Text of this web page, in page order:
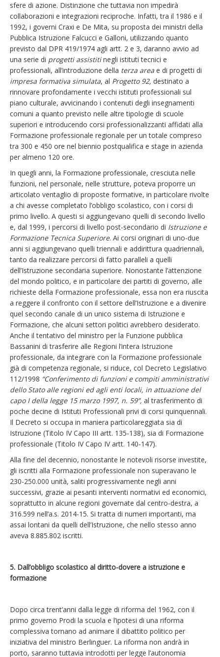
sfere di azione. Distinzione che tuttavia non impedirà
collaborazioni e integrazioni reciproche. Infatti, tra il 1986 e il
1992, i governi Craxi e De Mita, su proposta dei ministri della
Pubblica Istruzione Falcucci e Galloni, utilizzando quanto
previsto dal DPR 419/1974 agli artt. 2 e 3, daranno avvio ad
una serie di progetti assistitinegli istituti tecnici e
professionali, all’introduzione della terza area e di progetti di
impresa formativa simulata, al Progetto 92, destinato a
rinnovare profondamente i vecchi istituti professionali sul
piano culturale, avvicinando i contenuti degli insegnamenti
comuni a quanto previsto nelle altre tipologie di scuole
superiori e introducendo corsi professionalizzanti affidati alla
Formazione professionale regionale per un totale compreso
tra 300 e 450 ore nel biennio postqualifica e stage in azienda
per almeno 120 ore.
In quegli anni, la Formazione professionale, cresciuta nelle
funzioni, nel personale, nelle strutture, poteva proporre un
articolato ventaglio di proposte formative, in particolare rivolte
a chi avesse completato l’obbligo scolastico, con i corsi di
primo livello. A questi si aggiungevano quelli di secondo livello
e, dal 1999, i percorsi di livello post-secondario di Istruzione e
Formazione Tecnica Superiore. Ai corsi originari di uno-due
anni si aggiungevano quelli triennali e addirittura quadriennali,
tanto da realizzare percorsi di fatto paralleli a quelli
dell’Istruzione secondaria superiore. Nonostante l’attenzione
del mondo politico, e in particolare dei partiti di governo, alle
richieste della Formazione professionale, essa non era riuscita
a reggere il confronto con il settore dell’Istruzione e a divenire
quel secondo canale di un unico sistema di Istruzione e
Formazione, che alcuni settori politici avrebbero desiderato.
Anche il tentativo del ministro per la Funzione pubblica
Bassanini di trasferire alle Regioni l’intera Istruzione
professionale, da integrare con la Formazione professionale
già di competenza regionale, si riduce, col Decreto Legislativo
112/1998 “Conferimento di funzioni e compiti amministrativi
dello Stato alle regioni ed agli enti locali, in attuazione del
capo I della legge 15 marzo 1997, n. 59”, al trasferimento di
poche decine di Istituti Professionali privi di corsi quinquennali.
Il Decreto si occupa in maniera particolareggiata sia di
Istruzione (Titolo IV Capo III artt. 135-138), sia di Formazione
professionale (Titolo IV Capo IV artt. 140-147).
Alla fine del decennio, nonostante le notevoli risorse investite,
gli iscritti alla Formazione professionale non superavano le
230-250.000 unità, saliti progressivamente negli anni
successivi, grazie ai pesanti interventi normativi ed economici,
soprattutto in alcune regioni governate dal centro-destra, a
316.599 nell’a.s. 2014-15. Si tratta di numeri importanti, ma
assai lontani da quelli dell’Istruzione, che nello stesso anno
aveva 8.885.802 iscritti.
5. Dall’obbligo scolastico al diritto-dovere a istruzione e
formazione
Dopo circa trent’anni dalla legge di riforma del 1962, con il
primo governo Prodi la scuola e l’ipotesi di una riforma
complessiva tornano ad animare il dibattito politico per
iniziativa del ministro Berlinguer. La riforma non andrà in
porto, saranno tuttavia introdotti per legge l’autonomia